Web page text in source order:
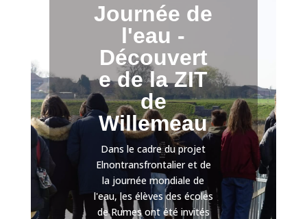
Journée de
l'eau -
Découvert
e de la ZIT
de
Willemeau
Dans le cadre du projet
Elnontransfrontalier et de
la journée mondiale de
l'eau, les élèves des écoles
de Rumes ont été invités